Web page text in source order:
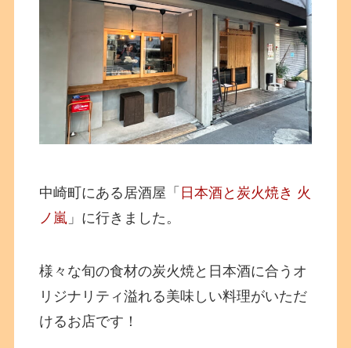
中崎町にある居酒屋「 日本酒と炭火焼き 火
ノ嵐 」に行きました。
様々な旬の食材の炭火焼と日本酒に合うオ
リジナリティ溢れる美味しい料理がいただ
けるお店です！